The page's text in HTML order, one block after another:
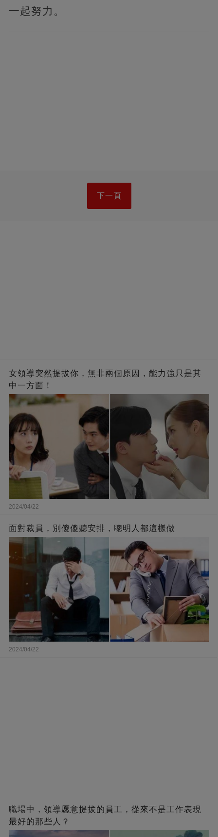
一起努力。
下一頁
女領導突然提拔你，無非兩個原因，能力強只是其
中一方面！
2024/04/22
面對裁員，別傻傻聽安排，聰明人都這樣做
2024/04/22
職場中，領導愿意提拔的員工，從來不是工作表現
最好的那些人？